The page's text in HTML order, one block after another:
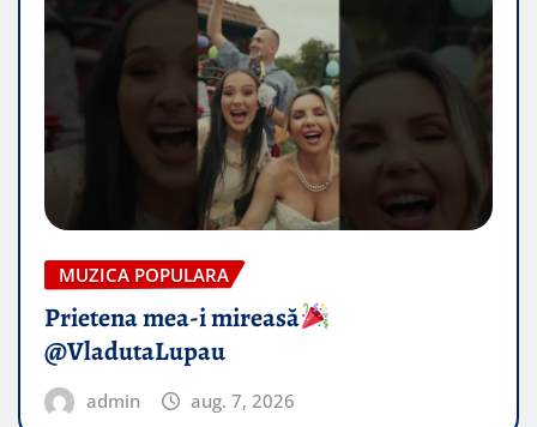
MUZICA POPULARA
Prietena mea-i mireasă​
@VladutaLupau
admin aug. 7, 2026